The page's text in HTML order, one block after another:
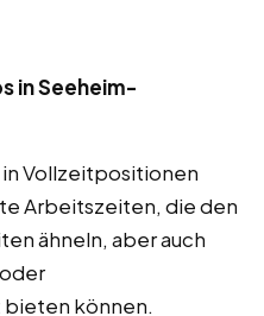
in Seeheim-
in Vollzeitpositionen
Arbeitszeiten, die den
ähneln, aber auch
können.